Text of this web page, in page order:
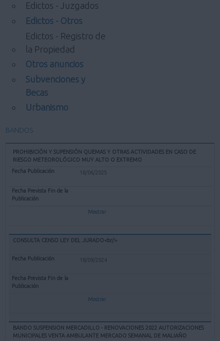
Edictos - Juzgados
Edictos - Otros
Edictos - Registro de
la Propiedad
Otros anuncios
Subvenciones y
Becas
Urbanismo
BANDOS
PROHIBICIÓN Y SUPENSIÓN QUEMAS Y OTRAS ACTIVIDADES EN CASO DE
RIESGO METEOROLÓGICO MUY ALTO O EXTREMO
18/06/2025
Mostrar
CONSULTA CENSO LEY DEL JURADO<br/>
18/09/2024
Mostrar
BANDO SUSPENSION MERCADILLO - RENOVACIONES 2022 AUTORIZACIONES
MUNICIPALES VENTA AMBULANTE MERCADO SEMANAL DE MALIAÑO